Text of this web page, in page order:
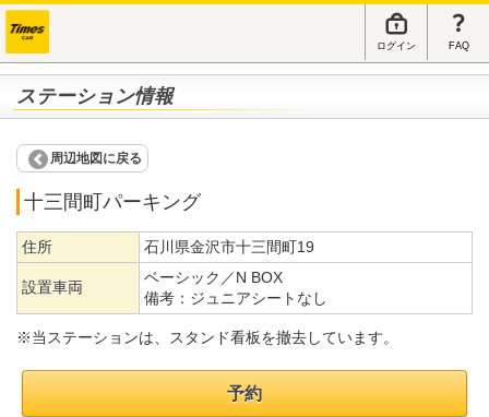
ログイン FAQ
ステーション情報
周辺地図に戻る
十三間町パーキング
住所 石川県金沢市十三間町19
設置車両
ベーシック／N BOX
備考： ジュニアシートなし
※当ステーションは、スタンド看板を撤去しています。
予約